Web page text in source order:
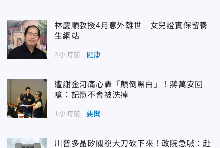
林慶順教授4月意外離世 女兒證實保留養
生網站
2小時前 健康
遭謝金河痛心轟「顛倒黑白」！蔣萬安回
嗆：記憶不會被洗掉
1小時前 要聞
川普多晶矽關稅大刀砍下來！政院急喊：赴